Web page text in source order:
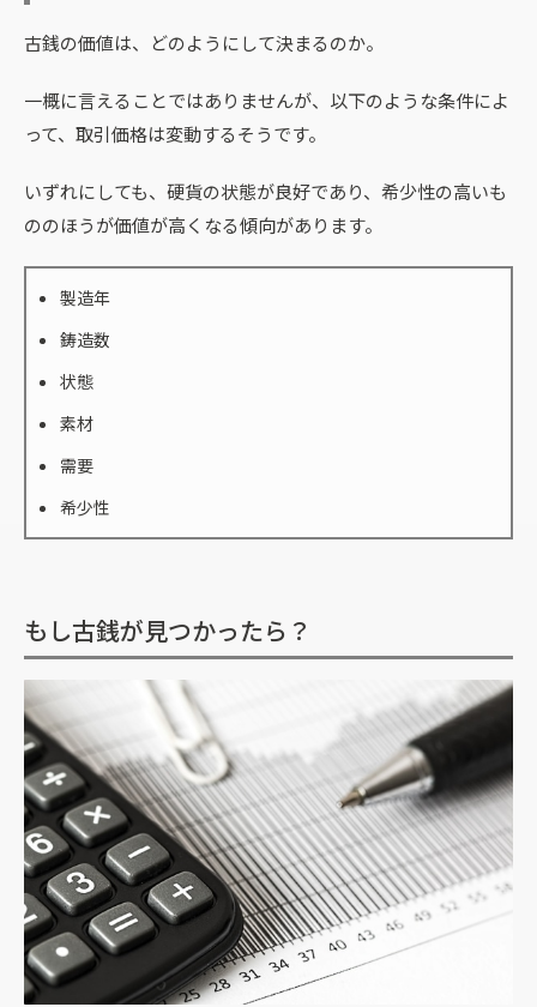
古銭の価値は、どのようにして決まるのか。
一概に言えることではありませんが、以下のような条件によ
って、取引価格は変動するそうです。
いずれにしても、硬貨の状態が良好であり、希少性の高いも
ののほうが価値が高くなる傾向があります。
製造年
鋳造数
状態
素材
需要
希少性
もし古銭が見つかったら？